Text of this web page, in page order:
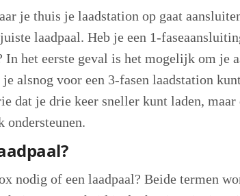
je thuis je laadstation op gaat
laadpaal. Heb je een 1-
In het eerste geval is het mogelijk om je
alsnog voor een 3-fasen laadstation
dat je drie keer sneller kunt laden, maar
nodig of een laadpaal? Beide termen